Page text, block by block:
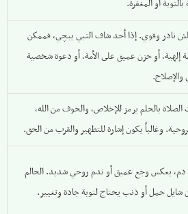
أو المغفرة.
نادر وقوي. إذا أحد شاف النبي يبچي، فممكن
أو حزن عميق على الأمة، أو دعوة شخصية
بالحلم يرمز للإخلاص، والخوف من الله،
وغالباً يكون إشارة للتطهير والقرب من الحق.
دم، يعكس وجع عميق أو ندم روحي شديد. الحالم
حمل أو ذنب يحتاج لتوبة جادة وتغيير.